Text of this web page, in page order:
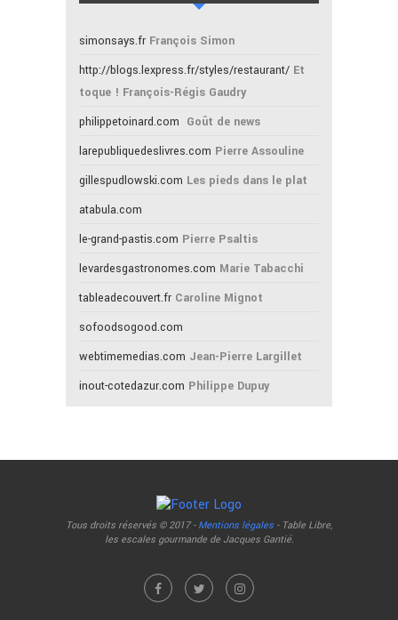
simonsays.fr François Simon
http://blogs.lexpress.fr/styles/restaurant/ Et
toque ! François-Régis Gaudry
philippetoinard.com Goût de news
larepubliquedeslivres.com Pierre Assouline
gillespudlowski.com Les pieds dans le plat
atabula.com
le-grand-pastis.com Pierre Psaltis
levardesgastronomes.com Marie Tabacchi
tableadecouvert.fr Caroline Mignot
sofoodsogood.com
webtimemedias.com Jean-Pierre Largillet
inout-cotedazur.com Philippe Dupuy
Tous droits réservés © 2017 - Mentions légales - Table Libre,
les escales gourmande de Jacques Gantié.